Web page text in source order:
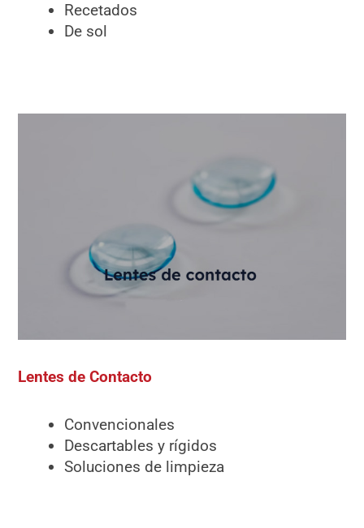
Recetados
De sol
Lentes de Contacto
Convencionales
Descartables y rígidos
Soluciones de limpieza